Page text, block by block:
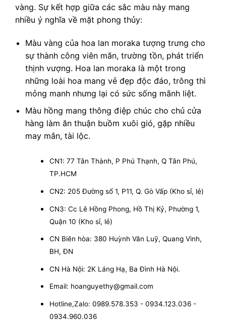
vàng. Sự kết hợp giữa các sắc màu này mang
nhiều ý nghĩa về mặt phong thủy:
Màu vàng của hoa lan moraka tượng trưng cho
sự thành công viên mãn, trường tồn, phát triển
thịnh vượng. Hoa lan moraka là một trong
những loài hoa mang vẻ đẹp độc đáo, trông thì
mỏng manh nhưng lại có sức sống mãnh liệt.
Màu hồng mang thông điệp chúc cho chủ cửa
hàng làm ăn thuận buồm xuôi gió, gặp nhiều
may mắn, tài lộc.
CN1: 77 Tân Thành, P Phú Thạnh, Q Tân Phú,
TP.HCM
CN2: 205 Đường số 1, P11, Q. Gò Vấp (Kho sỉ, lẻ)
CN3: Cc Lê Hồng Phong, Hồ Thị Kỷ, Phường 1,
Quận 10 (Kho sỉ, lẻ)
CN Biên hòa: 380 Huỳnh Văn Luỹ, Quang Vinh,
BH, ĐN
CN Hà Nội: 2K Láng Hạ, Ba Đình Hà Nội.
Email: hoanguyethy@gmail.com
Hotline,Zalo: 0989.578.353 - 0934.123.036 -
0934.960.036